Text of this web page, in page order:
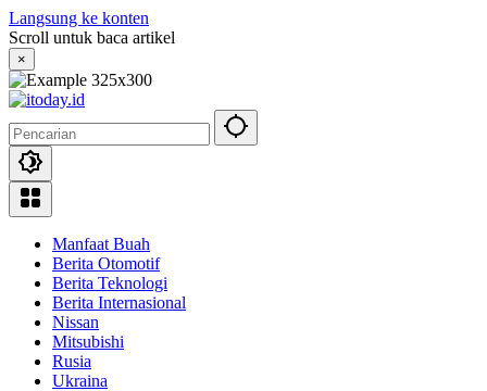
Langsung ke konten
Scroll untuk baca artikel
×
Manfaat Buah
Berita Otomotif
Berita Teknologi
Berita Internasional
Nissan
Mitsubishi
Rusia
Ukraina